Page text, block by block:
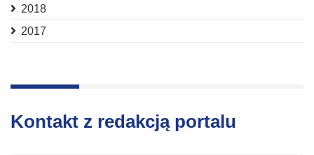
2018
2017
Kontakt z redakcją portalu